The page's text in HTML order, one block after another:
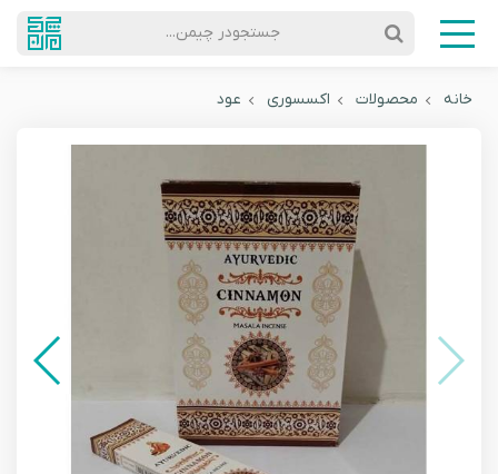
جستجودر چیمن...
خانه محصولات اکسسوری عود